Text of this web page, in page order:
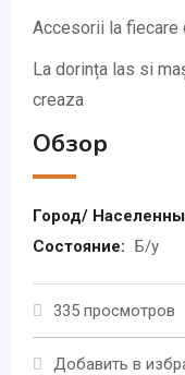
Accesorii la fiecare
La dorința las si
creaza
Обзор
Город/
Состояние: Б/у
335 просмотров
Добавить в